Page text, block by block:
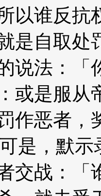
以谁反抗
是自取处
说法：「
或是服从
作恶者，
是，默
交战：「